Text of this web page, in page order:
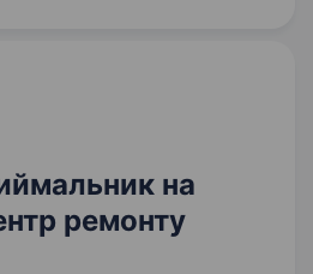
на
ремонту